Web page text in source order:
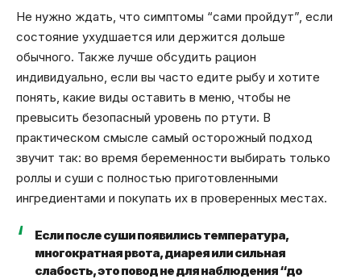
Не нужно ждать, что симптомы “сами пройдут”, если
состояние ухудшается или держится дольше
обычного. Также лучше обсудить рацион
индивидуально, если вы часто едите рыбу и хотите
понять, какие виды оставить в меню, чтобы не
превысить безопасный уровень по ртути. В
практическом смысле самый осторожный подход
звучит так: во время беременности выбирать только
роллы и суши с полностью приготовленными
ингредиентами и покупать их в проверенных местах.
Если после суши появились температура,
многократная рвота, диарея или сильная
слабость, это повод не для наблюдения “до